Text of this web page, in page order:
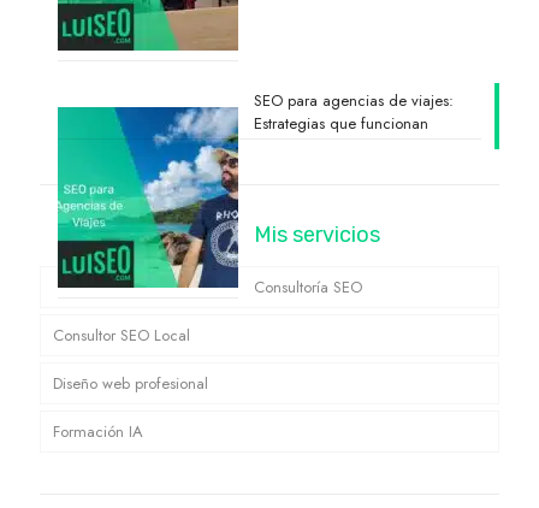
SEO para agencias de viajes:
Estrategias que funcionan
Mis servicios
Consultoría SEO
Consultor SEO Local
Diseño web profesional
Formación IA